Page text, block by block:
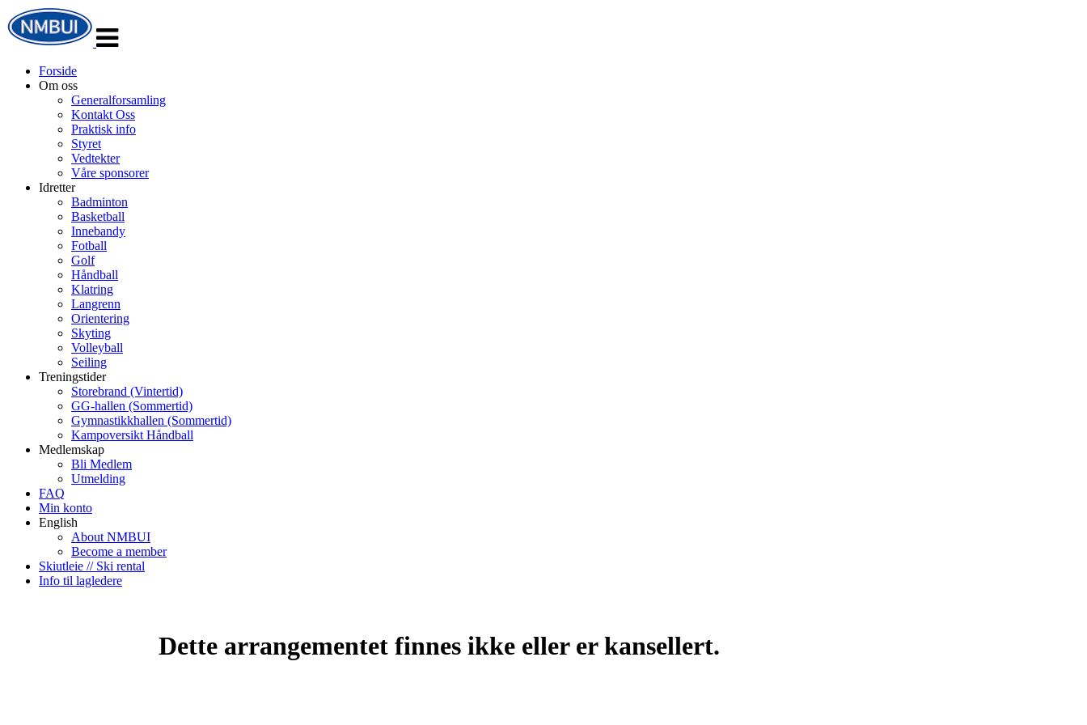
navigasjon
Forside
Om oss
Generalforsamling
Kontakt Oss
Praktisk info
Styret
Vedtekter
Våre sponsorer
Idretter
Badminton
Basketball
Innebandy
Fotball
Golf
Håndball
Klatring
Langrenn
Orientering
Skyting
Volleyball
Seiling
Treningstider
Storebrand (Vintertid)
GG-hallen (Sommertid)
Gymnastikkhallen (Sommertid)
Kampoversikt Håndball
Medlemskap
Bli Medlem
Utmelding
FAQ
Min konto
English
About NMBUI
Become a member
Skiutleie // Ski rental
Info til lagledere
Dette arrangementet finnes ikke eller er kansellert.